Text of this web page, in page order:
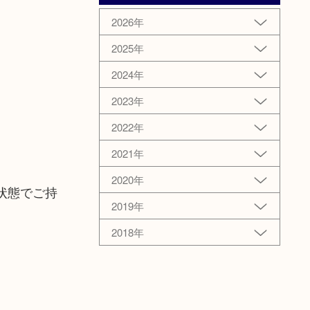
態でご持
2026年
2025年
2024年
2023年
2022年
2021年
2020年
2019年
2018年